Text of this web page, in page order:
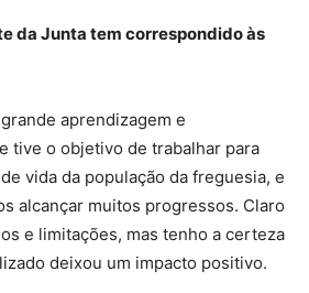
da Junta tem correspondido às
aprendizagem e
tive o objetivo de trabalhar para
vida da população da freguesia, e
alcançar muitos progressos. Claro
e limitações, mas tenho a certeza
deixou um impacto positivo.